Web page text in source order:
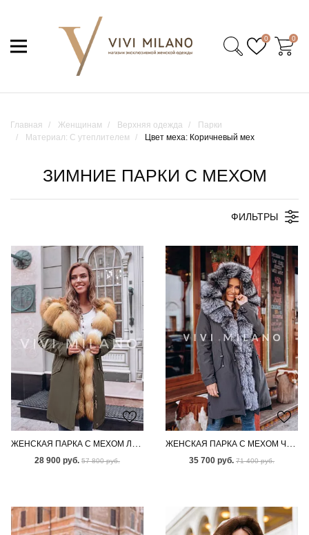
0 0
Главная Женщинам Верхняя одежда
Парки
Материал: С утеплителем
Цвет меха: Коричневый мех
ЗИМНИЕ ПАРКИ С МЕХОМ
ФИЛЬТРЫ
ЖЕНСКАЯ ПАРКА С МЕХОМ ЛИСЫ
28 900 руб. 57 800 руб.
ЖЕНСКАЯ ПАРКА С МЕХОМ ЧЕРНОБУРКИ
35 700 руб. 71 400 руб.